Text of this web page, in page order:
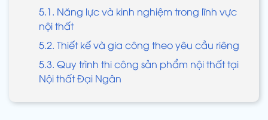
5.1. Năng lực và kinh nghiệm trong lĩnh vực
nội thất
5.2. Thiết kế và gia công theo yêu cầu riêng
5.3. Quy trình thi công sản phẩm nội thất tại
Nội thất Đại Ngân